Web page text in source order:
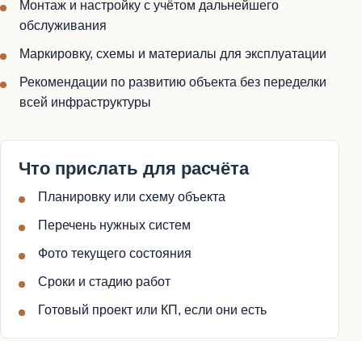
Монтаж и настройку с учётом дальнейшего
обслуживания
Маркировку, схемы и материалы для эксплуатации
Рекомендации по развитию объекта без переделки
всей инфраструктуры
Что прислать для расчёта
Планировку или схему объекта
Перечень нужных систем
Фото текущего состояния
Сроки и стадию работ
Готовый проект или КП, если они есть